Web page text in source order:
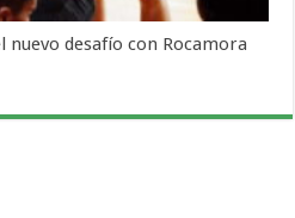
nuevo desafío con Rocamora